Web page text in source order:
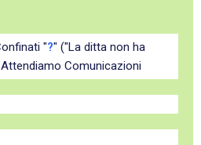
"?" ("La ditta non ha
Comunicazioni